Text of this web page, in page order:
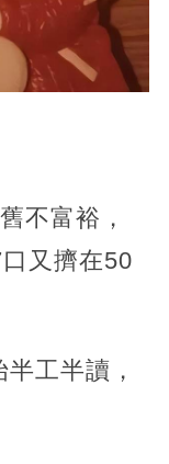
不富裕，
又擠在50
工半讀，